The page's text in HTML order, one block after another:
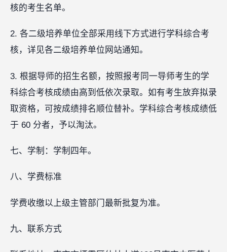
核的考生名单。
2. 各二级培养单位全部采用线下方式进行学科综合考
核，详见各二级培养单位网站通知。
3. 根据导师的招生名额，按照报考同一导师考生的学
科综合考核成绩由高到低依次录取。如有考生放弃拟录
取资格，可按成绩排名顺位替补。学科综合考核成绩低
于 60 分者，予以淘汰。
七、学制：学制四年。
八、学费标准
学费收缴以上级主管部门最新批复为准。
九、联系方式